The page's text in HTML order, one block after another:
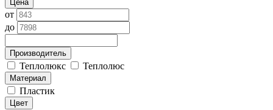
Цена
от
до
Производитель
Теплолюкс Теплолюс
Материал
Пластик
Цвет